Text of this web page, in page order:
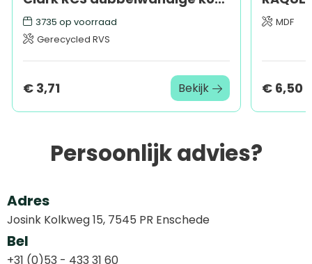
3735 op voorraad
Gerecycled RVS
€ 3,71 Bekijk
MDF
€ 6,50
Persoonlijk advies?
Adres
Josink Kolkweg 15, 7545 PR Enschede
Bel
+31 (0)53 - 433 31 60